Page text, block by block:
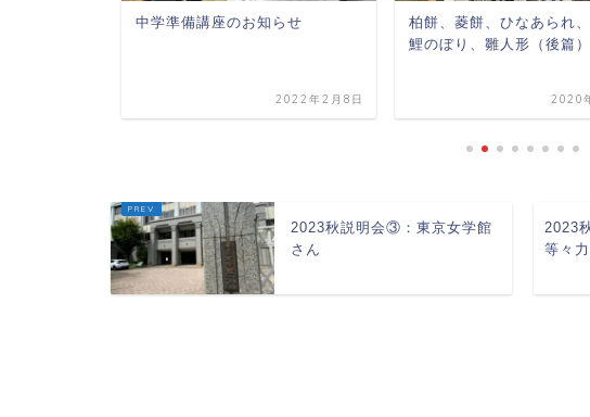
中学準備講座のお知らせ
2022年2月8日
柏餅、菱餅、ひなあられ、
鯉のぼり、雛人形（後篇）
2020
2023秋説明会③：東京女学館
さん
2023
等々